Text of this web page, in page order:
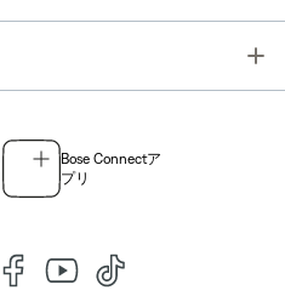
Bose Connectア
プリ